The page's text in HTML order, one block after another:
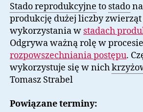
Stado reprodukcyjne to stado
produkcję dużej liczby zwierząt
wykorzystania w stadach
Odgrywa ważną rolę w procesie
rozpowszechniania postępu.
wykorzystuje się w nich
Tomasz Strabel
Powiązane terminy: